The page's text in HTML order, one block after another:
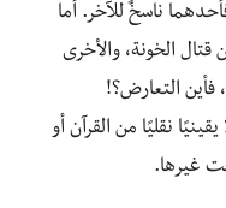
ناسخٌ للآخر. أما
الخونة، والأخرى
التعارض؟!
نقليًا من القرآن أو
غيرها.